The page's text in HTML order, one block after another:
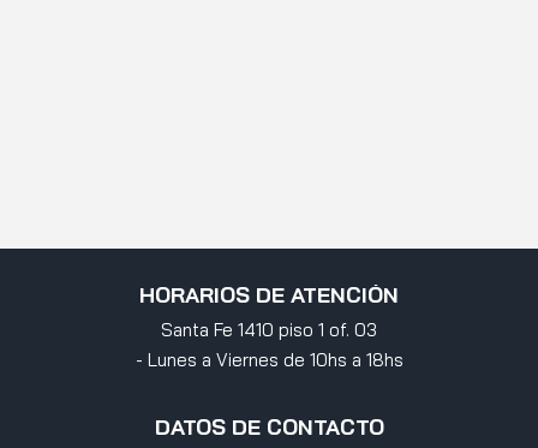
HORARIOS DE ATENCIÓN
Santa Fe 1410 piso 1 of. 03
- Lunes a Viernes de 10hs a 18hs
DATOS DE CONTACTO